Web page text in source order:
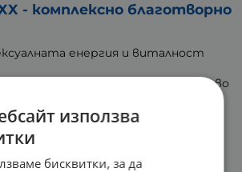
- комплексно благотворно
енергия и виталност
постигане на оптимално качество
готовност и
за релаксация и
в натовареното ежедневие.
използва
бисквитки, за да